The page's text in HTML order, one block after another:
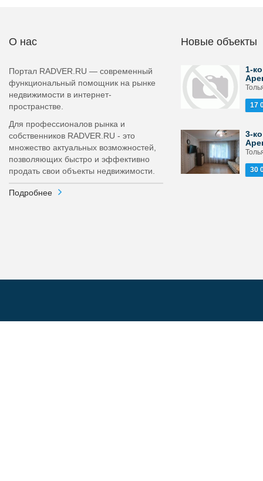
О нас
Портал RADVER.RU — современный
функциональный помощник на рынке
недвижимости в интернет-
пространстве.
Для профессионалов рынка и
собственников RADVER.RU - это
множество актуальных возможностей,
позволяющих быстро и эффективно
продать свои объекты недвижимости.
Подробнее
Новые объекты
1-
17
3-
30